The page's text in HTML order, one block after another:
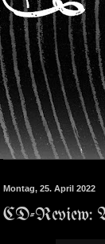
Montag, 25. April 2022
CD-Review: